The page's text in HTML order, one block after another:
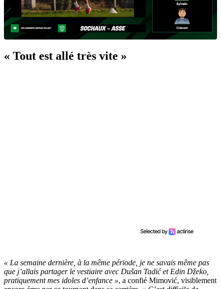
« Tout est allé très vite »
« La semaine dernière, à la même période, je ne savais même pas
que j’allais partager le vestiaire avec Dušan Tadić et Edin Džeko,
pratiquement mes idoles d’enfance », a confié Mimović, visiblement